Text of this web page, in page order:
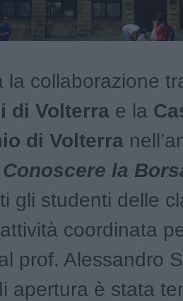
la collaborazione
di Volterra e la
di Volterra
Conoscere la
gli studenti delle
coordinata
prof. Alessandro
apertura è stata